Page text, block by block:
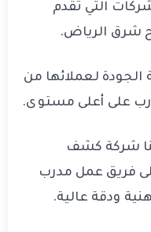
التي تقدم
شرق الرياض.
لعملائها من
على أعلى مستوى.
شركة كشف
فريق عمل مدرب
ودقة عالية.